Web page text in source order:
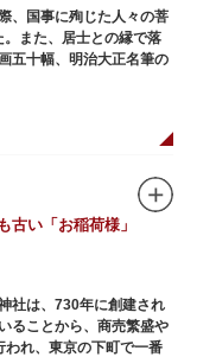
、国事に殉じた人々の菩
また、居士との縁で落
五十幅、明治大正名筆の
古い「お稲荷様」
社は、730年に創建され
ることから、商売繁盛や
れ、東京の下町で一番